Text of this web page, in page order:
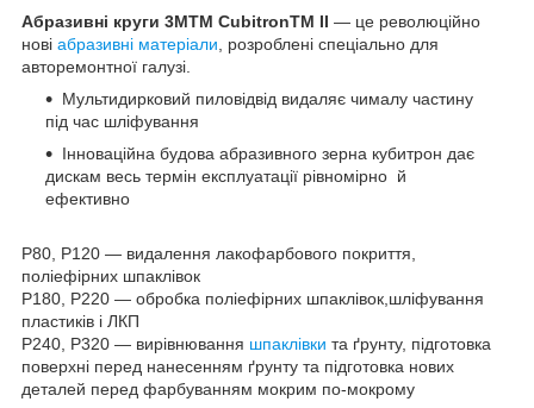
Абразивні круги 3MTM CubitronTM II — це революційно
нові абразивні матеріали , розроблені спеціально для
авторемонтної галузі.
Мультидирковий пиловідвід видаляє чималу частину
під час шліфування
Інноваційна будова абразивного зерна кубитрон дає
дискам весь термін експлуатації рівномірно й
ефективно
Р80, Р120 — видалення лакофарбового покриття,
поліефірних шпаклівок
Р180, Р220 — обробка поліефірних шпаклівок,шліфування
пластиків і ЛКП
Р240, Р320 — вирівнювання шпаклівки та ґрунту, підготовка
поверхні перед нанесенням ґрунту та підготовка нових
деталей перед фарбуванням мокрим по-мокрому